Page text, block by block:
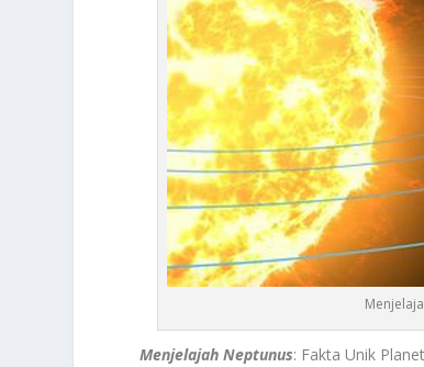
Menjelajah Neptunus: Fakta Unik